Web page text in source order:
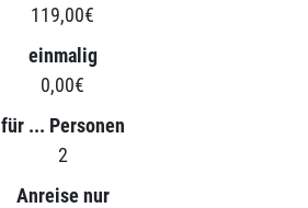
119,00€
einmalig
0,00€
für ... Personen
2
Anreise nur